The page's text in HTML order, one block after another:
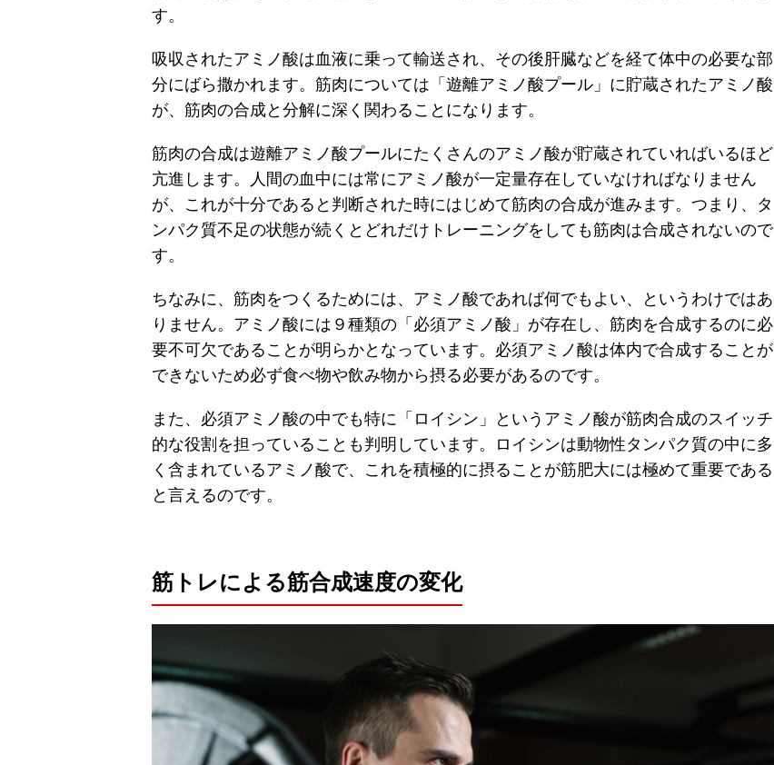
す。
吸収されたアミノ酸は血液に乗って輸送され、その後肝臓などを経て体中の必要な部
分にばら撒かれます。筋肉については「遊離アミノ酸プール」に貯蔵されたアミノ酸
が、筋肉の合成と分解に深く関わることになります。
筋肉の合成は遊離アミノ酸プールにたくさんのアミノ酸が貯蔵されていればいるほど
亢進します。人間の血中には常にアミノ酸が一定量存在していなければなりません
が、これが十分であると判断された時にはじめて筋肉の合成が進みます。つまり、タ
ンパク質不足の状態が続くとどれだけトレーニングをしても筋肉は合成されないので
す。
ちなみに、筋肉をつくるためには、アミノ酸であれば何でもよい、というわけではあ
りません。アミノ酸には９種類の「必須アミノ酸」が存在し、筋肉を合成するのに必
要不可欠であることが明らかとなっています。必須アミノ酸は体内で合成することが
できないため必ず食べ物や飲み物から摂る必要があるのです。
また、必須アミノ酸の中でも特に「ロイシン」というアミノ酸が筋肉合成のスイッチ
的な役割を担っていることも判明しています。ロイシンは動物性タンパク質の中に多
く含まれているアミノ酸で、これを積極的に摂ることが筋肥大には極めて重要である
と言えるのです。
筋トレによる筋合成速度の変化